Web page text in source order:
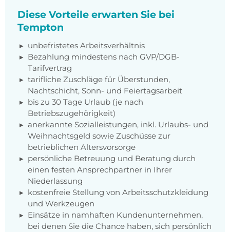
Diese Vorteile erwarten Sie bei
Tempton
unbefristetes Arbeitsverhältnis
Bezahlung mindestens nach GVP/DGB-
Tarifvertrag
tarifliche Zuschläge für Überstunden,
Nachtschicht, Sonn- und Feiertagsarbeit
bis zu 30 Tage Urlaub (je nach
Betriebszugehörigkeit)
anerkannte Sozialleistungen, inkl. Urlaubs- und
Weihnachtsgeld sowie Zuschüsse zur
betrieblichen Altersvorsorge
persönliche Betreuung und Beratung durch
einen festen Ansprechpartner in Ihrer
Niederlassung
kostenfreie Stellung von Arbeitsschutzkleidung
und Werkzeugen
Einsätze in namhaften Kundenunternehmen,
bei denen Sie die Chance haben, sich persönlich